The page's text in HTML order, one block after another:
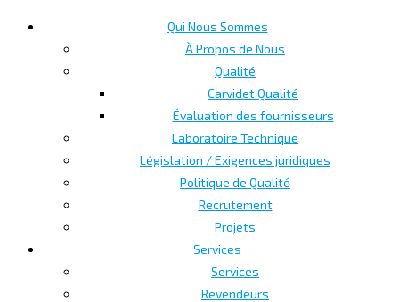
Qui Nous Sommes
À Propos de Nous
Qualité
Carvidet Qualité
Évaluation des fournisseurs
Laboratoire Technique
Législation / Exigences juridiques
Politique de Qualité
Recrutement
Projets
Services
Services
Revendeurs